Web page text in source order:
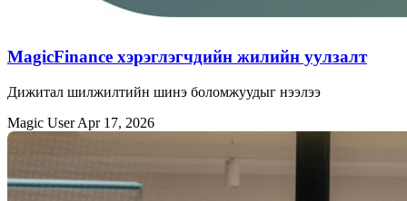
MagicFinance хэрэглэгчдийн жилийн уулзалт
Дижитал шилжилтийн шинэ боломжуудыг нээлээ
Magic User Apr 17, 2026